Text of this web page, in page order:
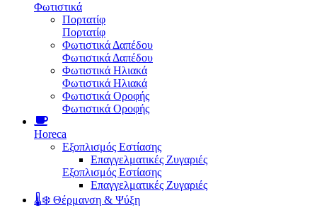
Φωτιστικά
Πορτατίφ
Πορτατίφ
Φωτιστικά Δαπέδου
Φωτιστικά Δαπέδου
Φωτιστικά Ηλιακά
Φωτιστικά Ηλιακά
Φωτιστικά Οροφής
Φωτιστικά Οροφής
Horeca
Εξοπλισμός Εστίασης
Επαγγελματικές Ζυγαριές
Εξοπλισμός Εστίασης
Επαγγελματικές Ζυγαριές
🌡️❄️ Θέρμανση & Ψύξη